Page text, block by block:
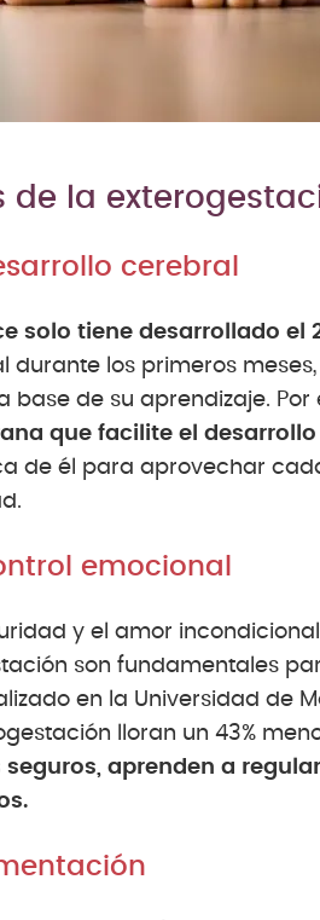
de la
cerebral
solo tiene desarrollado el
durante los primeros
base de su aprendizaje. Por
que facilite el desarrollo
de él para aprovechar
emocional
y el amor
son fundamentales
en la Universidad de
lloran un 43%
aprenden a